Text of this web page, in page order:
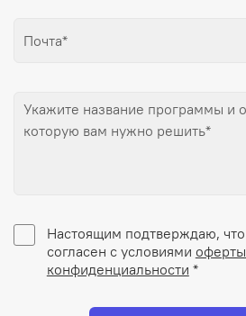
Настоящим подтверждаю,
согласен с условиями
конфиденциальности *